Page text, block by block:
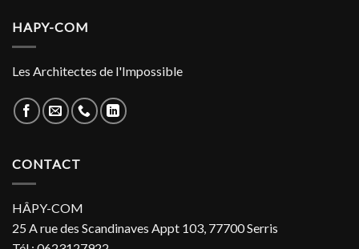
HAPY-COM
Les Architectes de l'Impossible
CONTACT
HÂPY-COM
25 A rue des Scandinaves Appt 103, 77700 Serris